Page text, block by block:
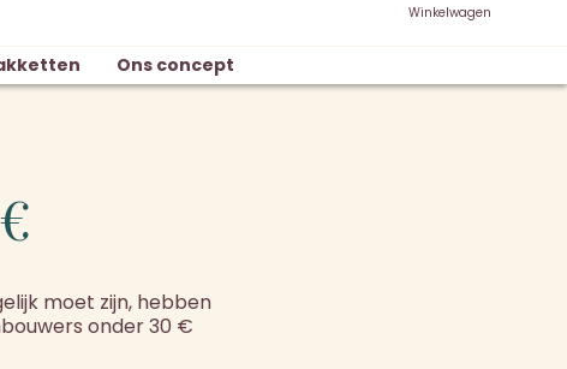
Winkelwagen
Ons concept
moet zijn, hebben
onder 30 €